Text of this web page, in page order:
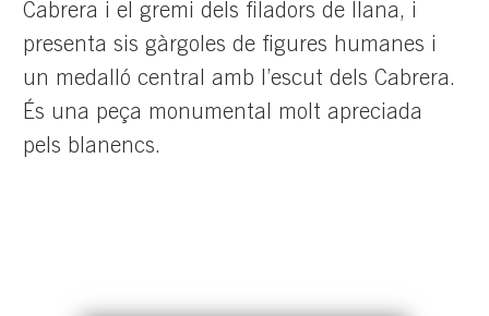
Cabrera i el gremi dels filadors de llana, i
presenta sis gàrgoles de figures humanes i
un medalló central amb l’escut dels Cabrera.
És una peça monumental molt apreciada
pels blanencs.